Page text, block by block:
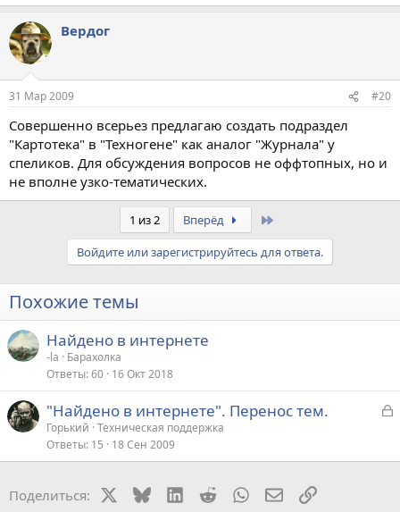
Вердог
31 Мар 2009 #20
Совершенно всерьез предлагаю создать подраздел
"Картотека" в "Техногене" как аналог "Журнала" у
спеликов. Для обсуждения вопросов не оффтопных, но и
не вполне узко-тематических.
1 из 2 Вперёд
Войдите или зарегистрируйтесь для ответа.
Похожие темы
Найдено в интернете
-la
Барахолка
Ответы 60 16 Окт 2018
З
р
"Найдено в интернете". Перенос тем.
Горький Техническая поддержка
Ответы 15 18 Сен 2009
Поделиться: BlueskyLinkedIn
RedditWhatsAppЭлектронная
Ссылка